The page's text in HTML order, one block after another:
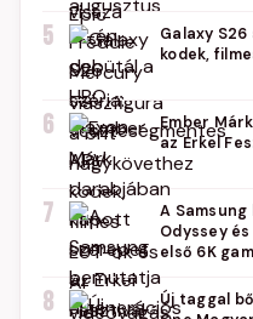
5
Galaxy
kodek,
6
Ember
az Erkel
7
A
Odyssey
első 6K
8
Új taggal